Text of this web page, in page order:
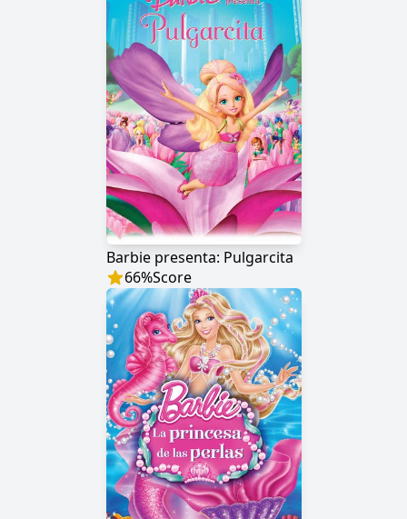
Barbie presenta: Pulgarcita
66%Score